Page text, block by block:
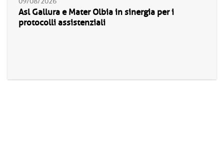
Asl Gallura e Mater Olbia in sinergia per i
protocolli assistenziali